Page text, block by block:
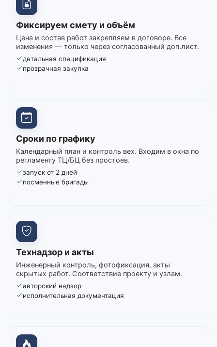
Фиксируем смету и объём
Цена и состав работ закрепляем в договоре. Все
изменения — только через согласованный доп.лист.
детальная спецификация
прозрачная закупка
Сроки по графику
Календарный план и контроль вех. Входим в окна по
регламенту ТЦ/БЦ без простоев.
запуск от 2 дней
посменные бригады
Технадзор и акты
Инженерный контроль, фотофиксация, акты
скрытых работ. Соответствие проекту и узлам.
авторский надзор
исполнительная документация